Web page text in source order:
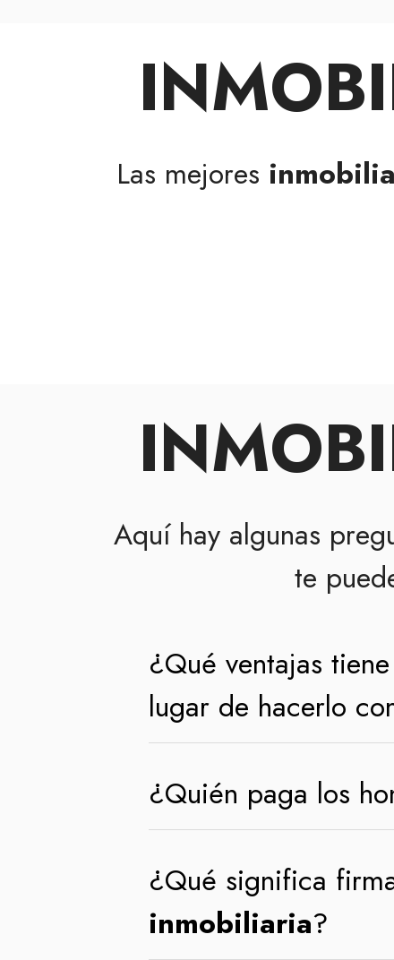
Las mejores
Aquí hay algunas
te
¿Qué ventajas tiene
lugar de hacerlo
¿Quién paga los
¿Qué significa
inmobiliaria?